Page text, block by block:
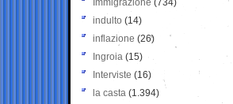
Immigrazione (734)
indulto (14)
inflazione (26)
Ingroia (15)
Interviste (16)
la casta (1.394)